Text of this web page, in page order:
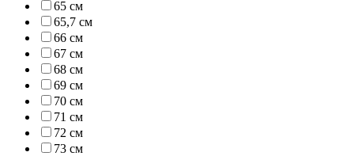
65 см
65,7 см
66 см
67 см
68 см
69 см
70 см
71 см
72 см
73 см